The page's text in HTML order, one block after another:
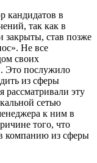
кандидатов в
так как в
закрыты, став позже
Не все
своих
Это послужило
из сферы
рассматривали эту
сетью
к ним в
того, что
в компанию из сферы